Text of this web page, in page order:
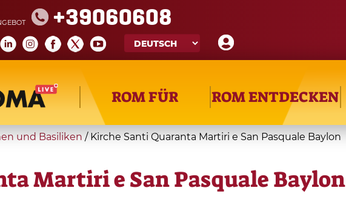
+39060608
ROM FÜR ROM ENTDECKEN
und Basiliken / Kirche Santi Quaranta Martiri e San Pasquale Baylon
Martiri e San Pasquale Baylon